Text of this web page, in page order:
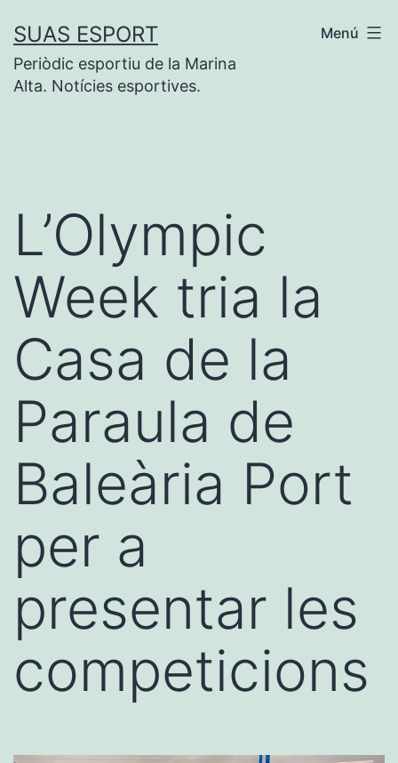
contingut
SUAS ESPORT
Periòdic esportiu de la Marina
Alta. Notícies esportives.
Menú
L’Olympic
Week tria la
Casa de la
Paraula de
Baleària Port
per a
presentar les
competicions